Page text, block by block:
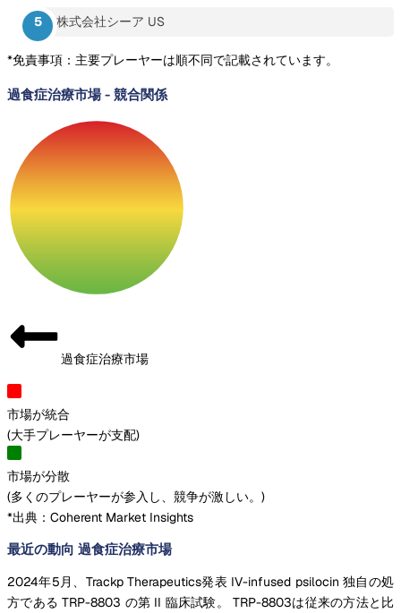
株式会社シーア US
*免責事項：主要プレーヤーは順不同で記載されています。
過食症治療市場- 競合関係
過食症治療市場
市場が統合
(大手プレーヤーが支配)
市場が分散
(多くのプレーヤーが参入し、競争が激しい。 )
*出典：Coherent Market Insights
最近の動向 過食症治療市場
2024年5月、Trackp Therapeutics発表 IV-infused psilocin 独自の処
方である TRP-8803 の第 II 臨床試験。 TRP-8803は従来の方法と比